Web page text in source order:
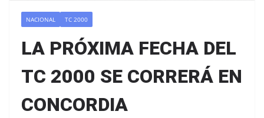
NACIONAL TC 2000
LA PRÓXIMA FECHA DEL
TC 2000 SE CORRERÁ EN
CONCORDIA